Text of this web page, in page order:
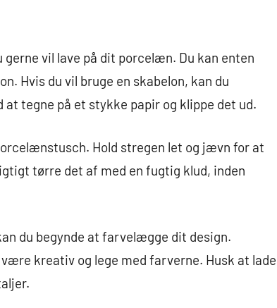
vil lave på dit porcelæn. Du kan enten
Hvis du vil bruge en skabelon, kan du
tegne på et stykke papir og klippe det ud.
Hold stregen let og jævn for at
tørre det af med en fugtig klud, inden
du begynde at farvelægge dit design.
kreativ og lege med farverne. Husk at lade